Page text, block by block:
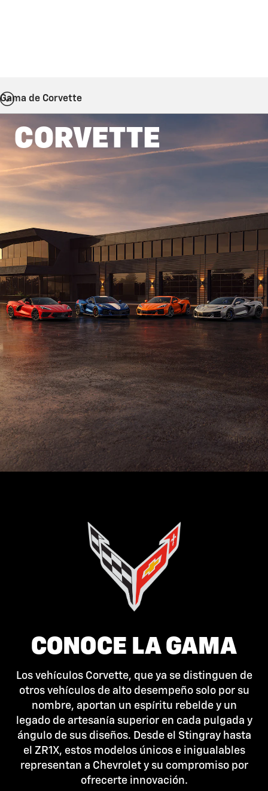
Gama de Corvette
CORVETTE
CONOCE LA GAMA
Los vehículos Corvette, que ya se distinguen de
otros vehículos de alto desempeño solo por su
nombre, aportan un espíritu rebelde y un
legado de artesanía superior en cada pulgada y
ángulo de sus diseños. Desde el Stingray hasta
el ZR1X, estos modelos únicos e inigualables
representan a Chevrolet y su compromiso por
ofrecerte innovación.